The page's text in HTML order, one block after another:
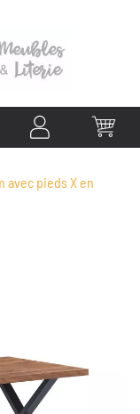
avec pieds X en